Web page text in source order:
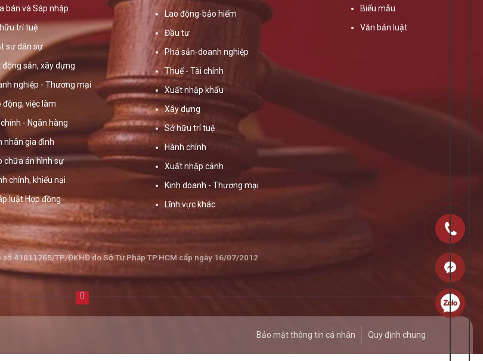
bán và Sáp nhập
trí tuệ
sư dân sự
động sản, xây dựng
nghiệp - Thương mại
động, việc làm
- Ngân hàng
nhân gia đình
chữa án hình sự
chính, khiếu nại
luật Hợp đồng
Lao động-bảo hiểm
Đầu tư
Phá sản-doanh nghiệp
Thuế - Tài chính
Xuất nhập khẩu
Xây dựng
Sở hữu trí tuệ
Hành chính
Xuất nhập cảnh
Kinh doanh - Thương mại
Lĩnh vực khác
Biểu mẫu
Văn bản luật
41011765/TP/ĐKHĐ do Sở Tư Pháp TP.HCM cấp ngày 16/07/2012
Bảo mật thông tin cá nhân Quy định chung